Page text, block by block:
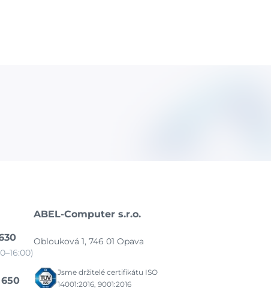
ABEL-Computer s.r.o.
Oblouková 1, 746 01 Opava
Jsme držitelé certifikátu ISO
14001:2016, 9001:2016